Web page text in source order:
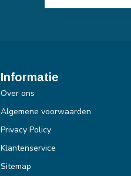
Informatie
Over ons
Algemene voorwaarden
Privacy Policy
Klantenservice
Sitemap